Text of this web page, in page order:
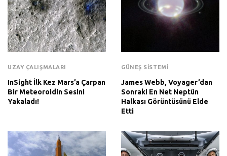
UZAY ÇALIŞMALARI
InSight İlk Kez Mars’a Çarpan
Bir Meteoroidin Sesini
Yakaladı!
GÜNEŞ SISTEMI
James Webb, Voyager’dan
Sonraki En Net Neptün
Halkası Görüntüsünü Elde
Etti